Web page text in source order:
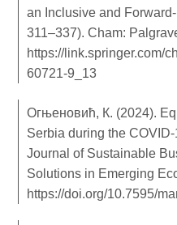
an Inclusive and
311–337). Cham:
https://link.springer.com/
60721-9_13
Огњеновић, К. (2024).
Serbia during the
Journal of Sustainable
Solutions in Emerging
https://doi.org/10.7595/